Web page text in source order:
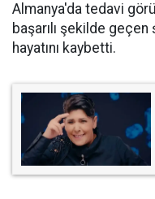
Almanya'da tedavi
başarılı şekilde
hayatını kaybetti.